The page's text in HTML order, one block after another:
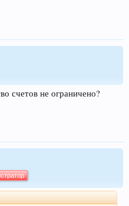
счетов не ограничено?